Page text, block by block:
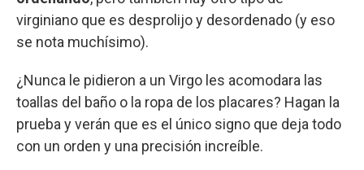
virginiano que es desprolijo y desordenado (y eso
se nota muchísimo).
¿Nunca le pidieron a un Virgo les acomodara las
toallas del baño o la ropa de los placares? Hagan la
prueba y verán que es el único signo que deja todo
con un orden y una precisión increíble.